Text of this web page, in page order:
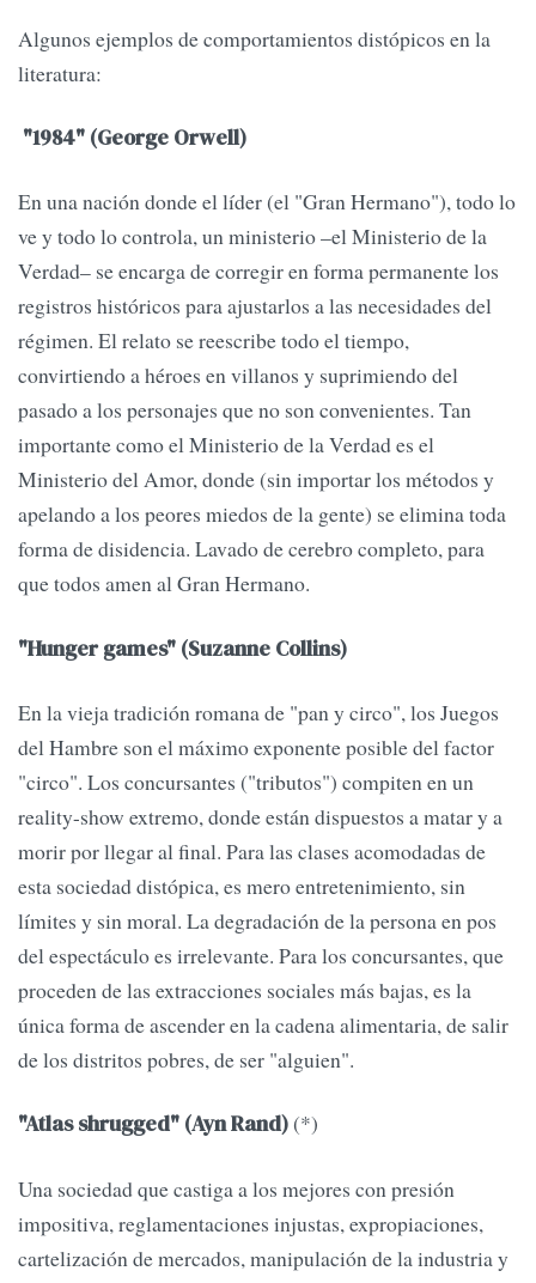
Algunos ejemplos de comportamientos distópicos en la
literatura:
"1984" (George Orwell)
En una nación donde el líder (el "Gran Hermano"), todo lo
ve y todo lo controla, un ministerio –el Ministerio de la
Verdad– se encarga de corregir en forma permanente los
registros históricos para ajustarlos a las necesidades del
régimen. El relato se reescribe todo el tiempo,
convirtiendo a héroes en villanos y suprimiendo del
pasado a los personajes que no son convenientes. Tan
importante como el Ministerio de la Verdad es el
Ministerio del Amor, donde (sin importar los métodos y
apelando a los peores miedos de la gente) se elimina toda
forma de disidencia. Lavado de cerebro completo, para
que todos amen al Gran Hermano.
"Hunger games" (Suzanne Collins)
En la vieja tradición romana de "pan y circo", los Juegos
del Hambre son el máximo exponente posible del factor
"circo". Los concursantes ("tributos") compiten en un
reality-show extremo, donde están dispuestos a matar y a
morir por llegar al final. Para las clases acomodadas de
esta sociedad distópica, es mero entretenimiento, sin
límites y sin moral. La degradación de la persona en pos
del espectáculo es irrelevante. Para los concursantes, que
proceden de las extracciones sociales más bajas, es la
única forma de ascender en la cadena alimentaria, de salir
de los distritos pobres, de ser "alguien".
"Atlas shrugged" (Ayn Rand)(*)
Una sociedad que castiga a los mejores con presión
impositiva, reglamentaciones injustas, expropiaciones,
cartelización de mercados, manipulación de la industria y